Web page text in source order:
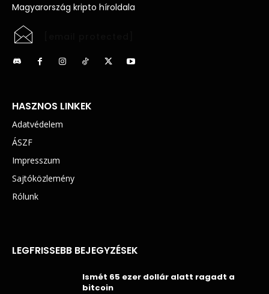
Magyarország kripto híroldala
HASZNOS LINKEK
Adatvédelem
ÁSZF
Impresszum
Sajtóközlemény
Rólunk
LEGFRISSEBB BEJEGYZÉSEK
Ismét 65 ezer dollár alatt ragadt a
bitcoin